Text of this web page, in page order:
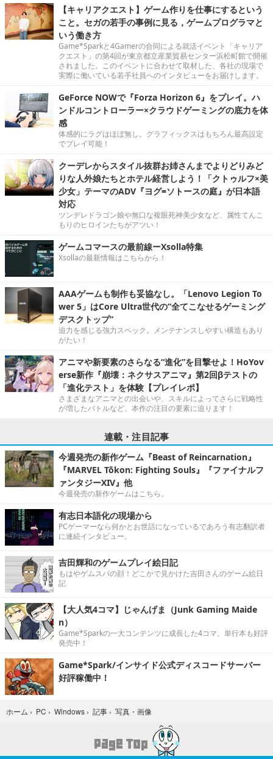
【キャリアクエスト】ゲーム作りを仕事にするという
こと。セガの若手の事例に見る，ゲームプログラマと
いう働き方
Game*Sparkと4Gamerの合同による就活イベント「キャリア
クエスト」の第4回が東京都立産業貿易センター浜松町館で開催
されました。このイベントに合わせて取材した、各社の現場で
実際に働いている若手社員へのインタビューをお届けします。
GeForce NOWで『Forza Horizon 6』をプレイ。ハ
ンドルコントローラー×クラウドゲーミングの底力を体
感
体感的にラグはほぼ無し。グラフィックスはもちろん最高設定
でプレイ可能！
クーデレからスタイル抜群お姉さんまでよりどりみど
りな人外娘たちとホテル経営しよう！「クトゥルフ×美
少女」テーマのADV『ヨグ=ソトースの庭』が日本語
対応
ツンデレドラゴン娘や無口な複眼死神美少女など、属性てんこ
もりのヒロインたちがアツい！
ゲームコマースの最前線ーXsolla特集
Xsollaの最新情報はこちらから！
AAAゲームも制作も妥協なし。「Lenovo Legion To
wer 5」はCore Ultra世代の“全てこなせるゲーミング
デスクトップ”
迫力を感じる強力スペック。メンテナンスしやすい構造もあり
がたい！
アニマや新要素のさらなる“進化”を目撃せよ！HoYov
erse新作『崩壊：ネクサスアニマ』第2回βテストの
「進化テスト」を体験【プレイレポ】
さまざまなアニマとの出会いや、スキルによってさらに戦略性
が増したバトルなど、本作の注目の要素に迫ります！
連載・注目記事
今週発売の新作ゲーム『Beast of Reincarnation』
『MARVEL Tōkon: Fighting Souls』『ファイナルフ
ァンタジーXIV』他
今週発売の新作ゲームはこちら。
有志日本語化の現場から
PCゲーマーなら何かとお世話になっているであろう有志翻訳者
に連続インタビュー。
吉田輝和のゲームプレイ絵日記
もはやゲムスパの顔！どこかで見かけた吉田さんのゲーム絵日
記
【大人気4コマ】じゃんげま（Junk Gaming Maide
n）
Game*Sparkの一大コンテンツに成長した4コマ。単行本も好評
発売中！
Game*Spark/インサイド公式ディスコードサーバー
好評稼働中！
ホーム › PC › Windows › 記事 › 写真・画像